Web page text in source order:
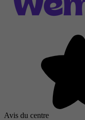
Avis du centre